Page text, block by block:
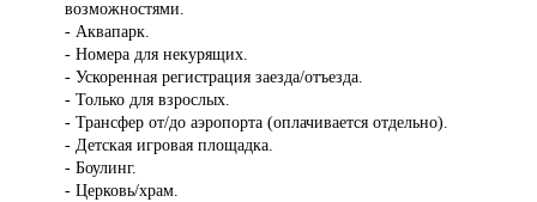
возможностями.
- Аквапарк.
- Номера для некурящих.
- Ускоренная регистрация заезда/отъезда.
- Только для взрослых.
- Трансфер от/до аэропорта (оплачивается отдельно).
- Детская игровая площадка.
- Боулинг.
- Церковь/храм.